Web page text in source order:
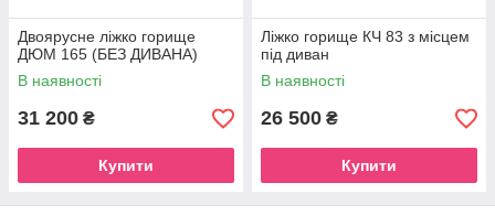
Двоярусне ліжко горище
ДЮМ 165 (БЕЗ ДИВАНА)
В наявності
31 200 ₴
Купити
Ліжко горище КЧ 83 з місцем
під диван
В наявності
26 500 ₴
Купити